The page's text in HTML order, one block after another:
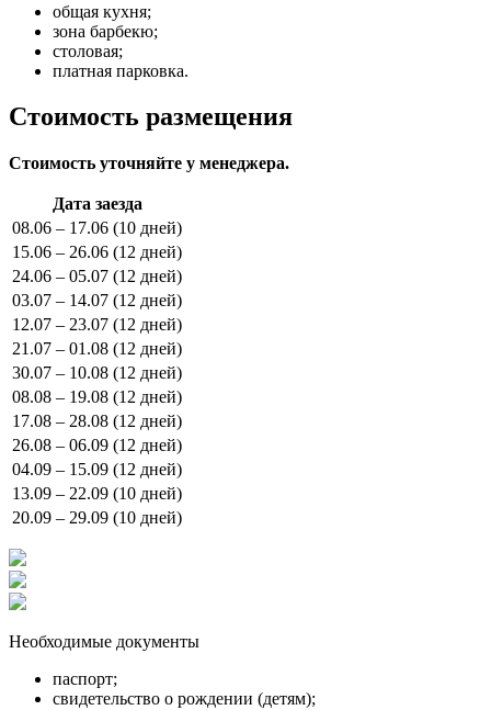
общая кухня;
зона барбекю;
столовая;
платная парковка.
Стоимость размещения
Стоимость уточняйте у менеджера.
Дата заезда
08.06 – 17.06 (10 дней)
15.06 – 26.06 (12 дней)
24.06 – 05.07 (12 дней)
03.07 – 14.07 (12 дней)
12.07 – 23.07 (12 дней)
21.07 – 01.08 (12 дней)
30.07 – 10.08 (12 дней)
08.08 – 19.08 (12 дней)
17.08 – 28.08 (12 дней)
26.08 – 06.09 (12 дней)
04.09 – 15.09 (12 дней)
13.09 – 22.09 (10 дней)
20.09 – 29.09 (10 дней)
Необходимые документы
паспорт;
свидетельство о рождении (детям);